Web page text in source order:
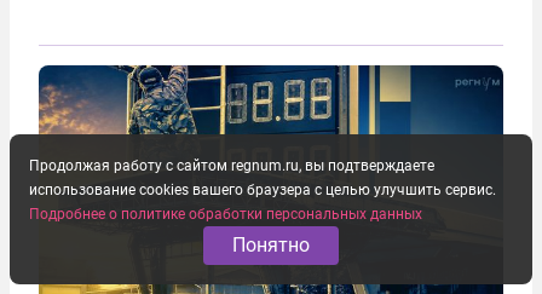
Продолжая работу с сайтом regnum.ru, вы подтверждаете
использование cookies вашего браузера с целью улучшить сервис.
Подробнее о политике обработки персональных данных
Понятно